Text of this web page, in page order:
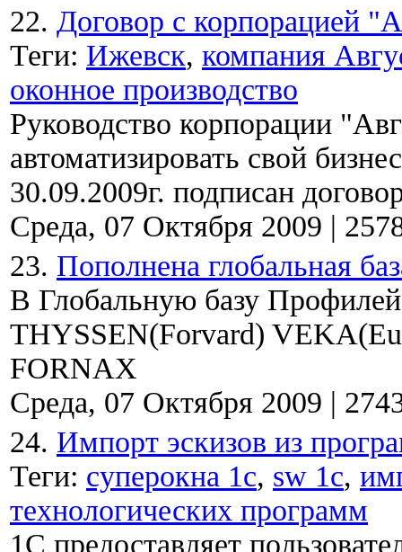
22. Договор с корпорацией
Теги: Ижевск, компания
оконное производство
Руководство корпорации
автоматизировать свой
30.09.2009г. подписан
Среда, 07 Октября 2009 |
23. Пополнена глобальная
В Глобальную базу
THYSSEN(Forvard)
FORNAX
Среда, 07 Октября 2009 |
24. Импорт эскизов из
Теги: суперокна 1с, sw 1c,
технологических программ
1С предоставляет